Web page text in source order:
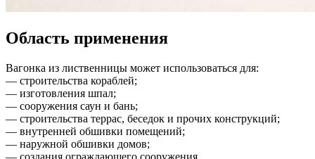
Область применения
Вагонка из лиственницы может использоваться для:
— строительства кораблей;
— изготовления шпал;
— сооружения саун и бань;
— строительства террас, беседок и прочих конструкций;
— внутренней обшивки помещений;
— наружной обшивки домов;